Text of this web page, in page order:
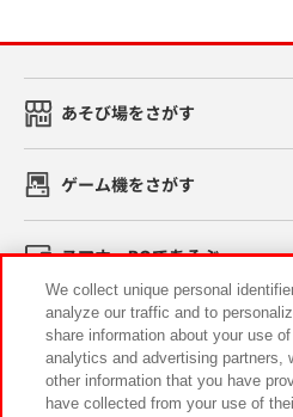
あそび場をさがす
ゲーム機をさがす
スマホ・PCであそぶ
イベント・キャンペーン
We collect unique personal
analyze our traffic and to
share information about your use
analytics and advertising partners,
other information that you have
have collected from your use of